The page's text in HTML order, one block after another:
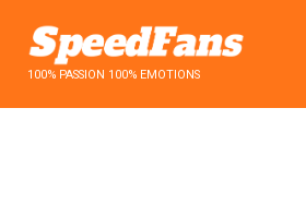
contenu100% PASSION 100% EMOTIONS